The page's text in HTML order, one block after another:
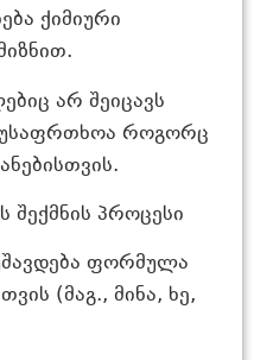
ქიმიური
არ შეიცავს
როგორც
შექმნის პროცესი
ფორმულა
(მაგ., მინა, ხე,